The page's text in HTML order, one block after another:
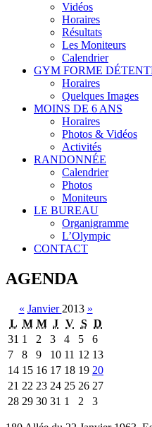
Vidéos
Horaires
Résultats
Les Moniteurs
Calendrier
GYM FORME
Horaires
Quelques Images
MOINS DE 6 ANS
Horaires
Photos & Vidéos
Activités
RANDONNÉE
Calendrier
Photos
Moniteurs
LE BUREAU
Organigramme
L’Olympic
CONTACT
AGENDA
« Janvier 2013 »
L M M J V S D
31 1 2 3 4 5
6
7
8 9 10 11 12 13
14 15 16 17 18 19 20
21 22 23 24 25 26 27
28 29 30 31 1 2 3